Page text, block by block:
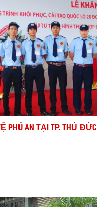
PHÚ AN TẠI TP. THỦ ĐỨC